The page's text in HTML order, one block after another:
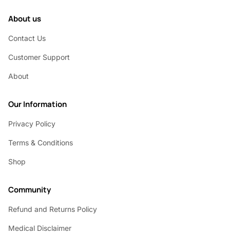
About us
Contact Us
Customer Support
About
Our Information
Privacy Policy
Terms & Conditions
Shop
Community
Refund and Returns Policy
Medical Disclaimer